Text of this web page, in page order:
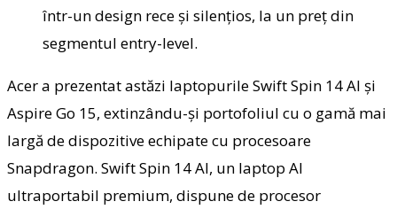
într-un design rece și silențios, la un preț din
segmentul entry-level.
Acer a prezentat astăzi laptopurile Swift Spin 14 AI și
Aspire Go 15, extinzându-și portofoliul cu o gamă mai
largă de dispozitive echipate cu procesoare
Snapdragon. Swift Spin 14 AI, un laptop AI
ultraportabil premium, dispune de procesor